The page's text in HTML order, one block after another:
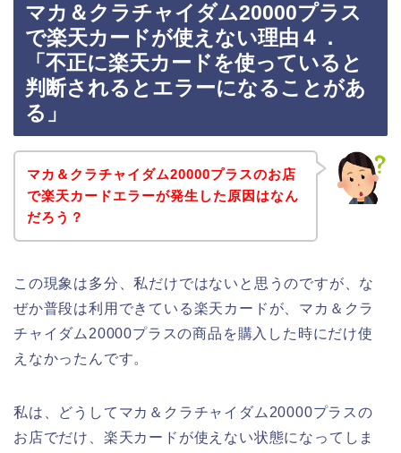
マカ＆クラチャイダム20000プラス
で楽天カードが使えない理由４．
「不正に楽天カードを使っていると
判断されるとエラーになることがあ
る」
マカ＆クラチャイダム20000プラスのお店
で楽天カードエラーが発生した原因はなん
だろう？
この現象は多分、私だけではないと思うのですが、な
ぜか普段は利用できている楽天カードが、マカ＆クラ
チャイダム20000プラスの商品を購入した時にだけ使
えなかったんです。
私は、どうしてマカ＆クラチャイダム20000プラスの
お店でだけ、楽天カードが使えない状態になってしま